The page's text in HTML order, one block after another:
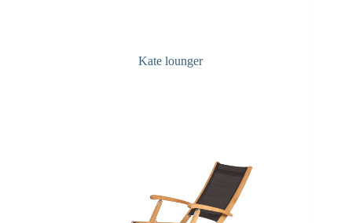
Kate lounger